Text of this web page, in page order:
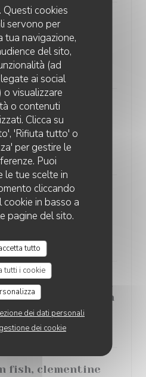
Questi cookies
servono per
tua navigazione,
del sito,
(ad
ai social
visualizzare
o contenuti
Clicca su
'Rifiuta tutto' o
per gestire le
Puoi
le tue scelte in
cliccando
cookie in basso a
pagine del sito.
tutto
tutti i cookie
dei dati personali
dei cookie
from Charolais,
egg yolk,
and arugula
EUR
magret, blackberry
duo with ginger
pepper
EUR
stuffed
juices and glazed
EUR
spinach and
honey, crayfish
EUR
fish, clementine